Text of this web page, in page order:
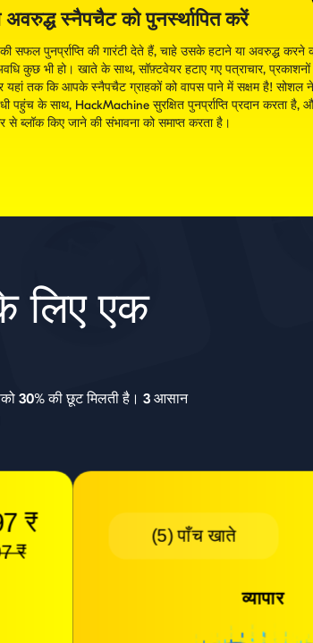
अवरुद्ध स्नैपचैट को पुनर्स्थापित करें
सफल पुनर्प्राप्ति की गारंटी देते हैं, चाहे उसके हटाने या अवरुद्ध करने
कुछ भी हो। खाते के साथ, सॉफ़्टवेयर हटाए गए पत्राचार, प्रकाशनों
यहां तक कि आपके स्नैपचैट ग्राहकों को वापस पाने में सक्षम है! सोशल
पहुंच के साथ, HackMachine सुरक्षित पुनर्प्राप्ति प्रदान करता है,
से ब्लॉक किए जाने की संभावना को समाप्त करता है।
लिए एक
30% की छूट मिलती है। 3 आसान
₹
₹
(5) पाँच खाते
व्यापार